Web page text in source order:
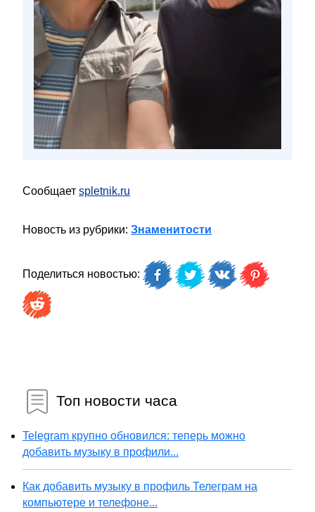
Сообщает spletnik.ru
Новость из рубрики: Знаменитости
Поделиться новостью:
Топ новости часа
Telegram крупно обновился: теперь можно
добавить музыку в профили...
Как добавить музыку в профиль Телеграм на
компьютере и телефоне...